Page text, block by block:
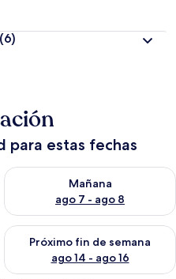
(6)
para estas fechas
ago 6 - ago 7
Mañana
ago 7 - ago 8
Consulta la disponibilidad
fin de semana ago 7 -
Próximo fin de semana
ago 14 - ago 16
Consulta la disponibilidad